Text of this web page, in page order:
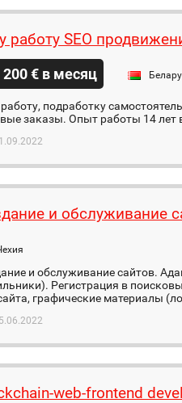
работу SEO
200 € в месяц
подработку
заказы. Опыт работы 14 лет
и обслуживание
и обслуживание сайтов.
Регистрация в
графические материалы
web-frontend